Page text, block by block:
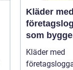
Kläder med
som
varumärke i
vardagen
Kläder med